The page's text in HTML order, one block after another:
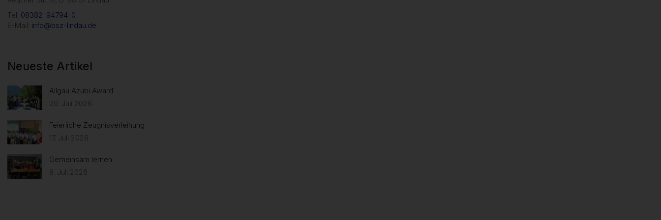
Tel: 08382-94794-0
E-Mail: info@bsz-lindau.de
Neueste Artikel
Allgäu Azubi Award
20. Juli 2026
Feierliche Zeugnisverleihung
17. Juli 2026
Gemeinsam lernen
9. Juli 2026